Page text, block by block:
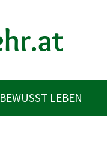
BEWUSST LEBEN